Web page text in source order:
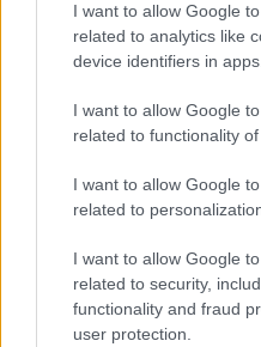
I want to allow Google
related to analytics like
device identifiers in apps.
I want to allow Google
related to functionality
I want to allow Google
related to
I want to allow Google
related to security,
functionality and fraud
user protection.
ATP Masters 1000
agosto
Andrea Conforti · 7 Ago 2026